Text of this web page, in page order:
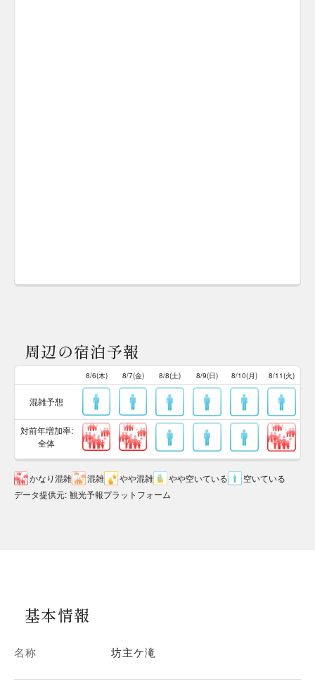
周辺の宿泊予報
8/6(木) 8/7(金) 8/8(土) 8/9(日) 8/10(月) 8/11(火)
混雑予想
対前年増加率:
全体
かなり混雑 混雑 やや混雑 やや空いている
空いている
データ提供元: 観光予報プラットフォーム
基本情報
名称 坊主ケ滝